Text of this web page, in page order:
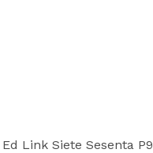
Link Siete Sesenta P9